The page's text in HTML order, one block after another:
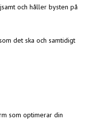
och håller bysten på
det ska och samtidigt
som optimerar din